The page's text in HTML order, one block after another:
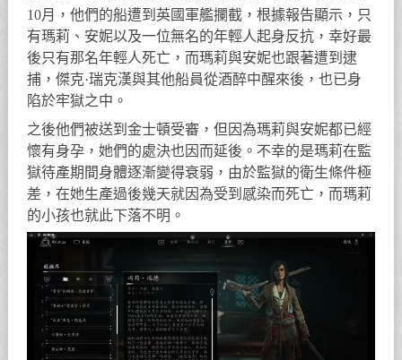
10月，他們的船遭到英國軍艦攔截，根據報告顯示，只
有瑪莉、安妮以及一位無名的年輕人起身反抗，幸好最
後只有那名年輕人死亡，而瑪莉與安妮也跟著遭到逮
捕，傑克·瑞克漢與其他船員從酒醉中醒來後，也已身
陷於牢獄之中。
之後他們被送到金士頓受審，但因為瑪莉與安妮都已經
懷有身孕，她們的處決也因而延後。不幸的是瑪莉在監
獄待產期間身體逐漸變得衰弱，由於監獄的衛生條件極
差，在她生產過後幾天就因為受到感染而死亡，而瑪莉
的小孩也就此下落不明。